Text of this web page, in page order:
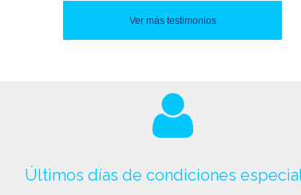
Ver más testimonios
Últimos días de condiciones